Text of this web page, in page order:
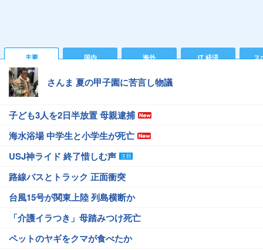
主要 国内 海外 IT 経済 ス
さんま 夏の甲子園に苦言し物議
子ども3人を2日半放置 母親逮捕
海水浴場 中学生と小学生が死亡
USJ神ライド 終了惜しむ声
路線バスとトラック 正面衝突
台風15号が関東上陸 列島横断か
「介護イラつき」母踏みつけ死亡
ペットのヤギをクマが食べたか